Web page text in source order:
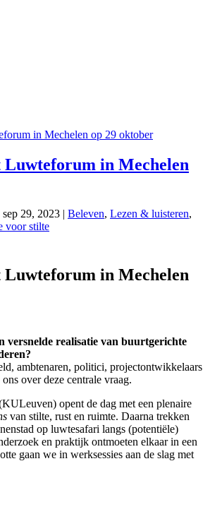
in Mechelen
sep 29, 2023 | Beleven, Lezen & luisteren,
voor stilte
in Mechelen
versnelde realisatie van buurtgerichte
ambtenaren, politici, projectontwikkelaars
over deze centrale vraag.
opent de dag met een plenaire
van stilte, rust en ruimte. Daarna trekken
op luwtesafari langs (potentiële)
en praktijk ontmoeten elkaar in een
gaan we in werksessies aan de slag met